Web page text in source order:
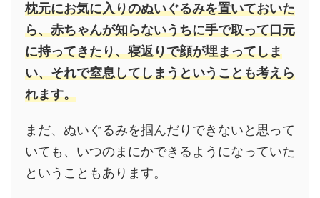
枕元にお気に入りのぬいぐるみを置いておいた
ら、赤ちゃんが知らないうちに手で取って口元
に持ってきたり、寝返りで顔が埋まってしま
い、それで窒息してしまうということも考えら
れます。
まだ、ぬいぐるみを掴んだりできないと思って
いても、いつのまにかできるようになっていた
ということもあります。